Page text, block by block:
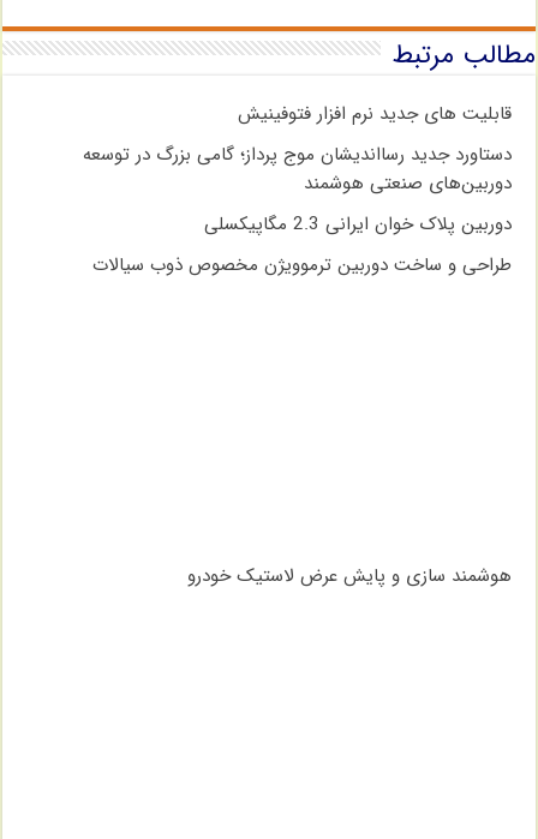
مطالب مرتبط
قابلیت های جدید نرم افزار فتوفینیش
دستاورد جدید رسااندیشان موج پرداز؛ گامی بزرگ در توسعه
دوربین‌های صنعتی هوشمند
دوربین پلاک خوان ایرانی 2.3 مگاپیکسلی
طراحی و ساخت دوربین ترموویژن مخصوص ذوب سیالات
هوشمند سازی و پایش عرض لاستیک خودرو